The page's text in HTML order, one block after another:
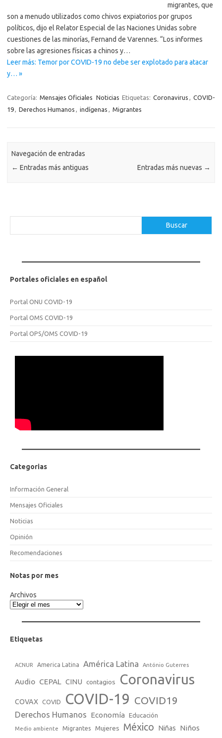
migrantes, que
son a menudo utilizados como chivos expiatorios por grupos
políticos, dijo el Relator Especial de las Naciones Unidas sobre
cuestiones de las minorías, Fernand de Varennes. “Los informes
sobre las agresiones físicas a chinos y…
Leer más: Temor por COVID-19 no debe ser explotado para atacar
y… »
Categoría: Mensajes Oficiales Noticias Etiquetas: Coronavirus , COVID-
19, Derechos Humanos , indígenas , Migrantes
Navegación de entradas
← Entradas más antiguas Entradas más nuevas →
Buscar
Portales oficiales en español
Portal ONU COVID-19
Portal OMS COVID-19
Portal OPS/OMS COVID-19
Categorias
Información General
Mensajes Oficiales
Noticias
Opinión
Recomendaciones
Notas por mes
Archivos
Etiquetas
ACNUR America Latina América Latina António Guterres
Audio CEPAL CINU contagios Coronavirus
COVAX COVID COVID-19 COVID19
Derechos Humanos Economía Educación
Medio ambiente Migrantes Mujeres México Niñas Niños